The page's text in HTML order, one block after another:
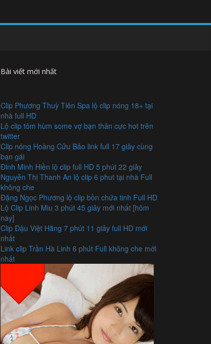
Bài viết mới nhất
Clip Phương Thuỳ Tiên Spa lộ clip nóng 18+ tại
nhà full HD
Lộ clip tôm hùm some vợ bạn thân cực hot trên
twitter
Clip nóng Hoàng Cửu Bảo link full 17 giây cùng
bạn gái
Đinh Minh Hiền lộ clip full HD 5 phút 22 giây
Nguyễn Thị Thanh An lộ clip 6 phut tại nhà Full
không che
Đặng Ngọc Phương lộ clip bồn chứa tinh Full HD
Lộ Clip Linh Miu 3 phút 45 giây mới nhất [hôm
nay]
Clip Đậu Việt Hằng 7 phút 11 giây full HD mới
nhất
Link clip Trần Hà Linh 6 phút Full không che mới
nhất